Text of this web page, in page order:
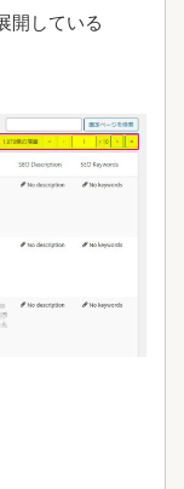
開している